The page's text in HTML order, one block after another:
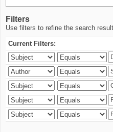
Filters
Use filters to refine the search
Current Filters: